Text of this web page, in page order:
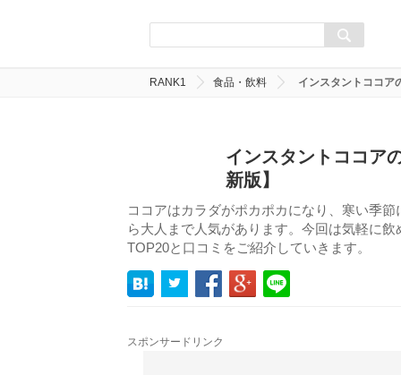
RANK1 食品・飲料 インスタントココア
インスタントココア
新版】
ココアはカラダがポカポカになり、寒い季
ら大人まで人気があります。今回は気軽に
TOP20と口コミをご紹介していきます。
スポンサードリンク